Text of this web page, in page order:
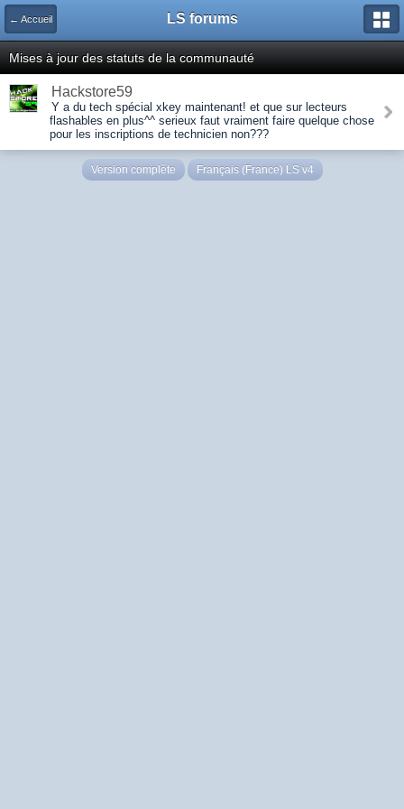
← Accueil LS forums
Mises à jour des statuts de la communauté
Hackstore59
Y a du tech spécial xkey maintenant! et que sur lecteurs
flashables en plus^^ serieux faut vraiment faire quelque chose
pour les inscriptions de technicien non???
Version complète Français (France) LS v4